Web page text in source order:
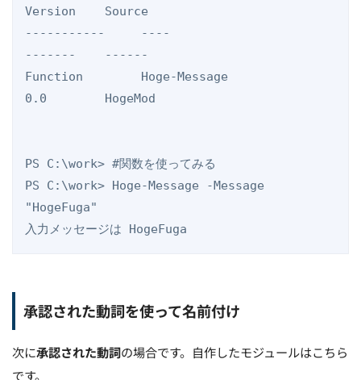
Version    Source
-----------     ----
-------    ------
Function        Hoge-Message
0.0        HogeMod
PS C:\work> #関数を使ってみる
PS C:\work> Hoge-Message -Message
"HogeFuga"
入力メッセージは HogeFuga
承認された動詞を使って名前付け
次に承認された動詞の場合です。自作したモジュールはこちら
です。